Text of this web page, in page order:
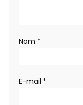
Nom *
E-mail *